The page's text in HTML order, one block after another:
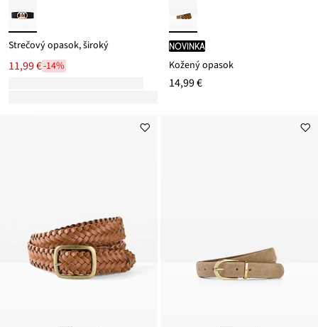
Strečový opasok, široký
11,99 €-14%
novinka
Kožený opasok
14,99 €